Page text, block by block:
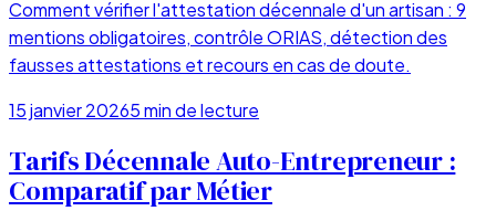
Comment vérifier l'attestation décennale d'un artisan : 9
mentions obligatoires, contrôle ORIAS, détection des
fausses attestations et recours en cas de doute.
15 janvier 20265min de lecture
Tarifs Décennale Auto-Entrepreneur :
Comparatif par Métier